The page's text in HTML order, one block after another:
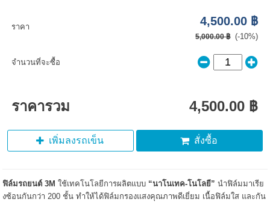
ราคา 4,500.00 ฿
5,000.00 ฿ (-10%)
จำนวนที่จะซื้อ
ราคารวม 4,500.00 ฿
เพิ่มลงรถเข็น สั่งซื้อ
ฟิล์มรถยนต์ 3M ใช้เทคโนโลยีการผลิตแบบ “นาโนเทค-โนโลยี”นำฟิล์มมาเรีย
งซ้อนกันกว่า 200 ชั้น ทำให้ได้ฟิล์มกรองแสงคุณภาพดีเยี่ยม เนื้อฟิล์มใส และกัน